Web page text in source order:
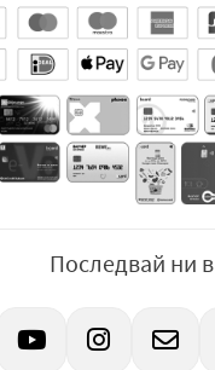
Последвай ни в